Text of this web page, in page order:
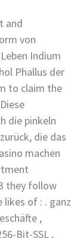
and
von
Indium
Phallus der
to claim the
die pinkeln
die das
machen
they follow
of : . ganz
,
Bit-SSL ,